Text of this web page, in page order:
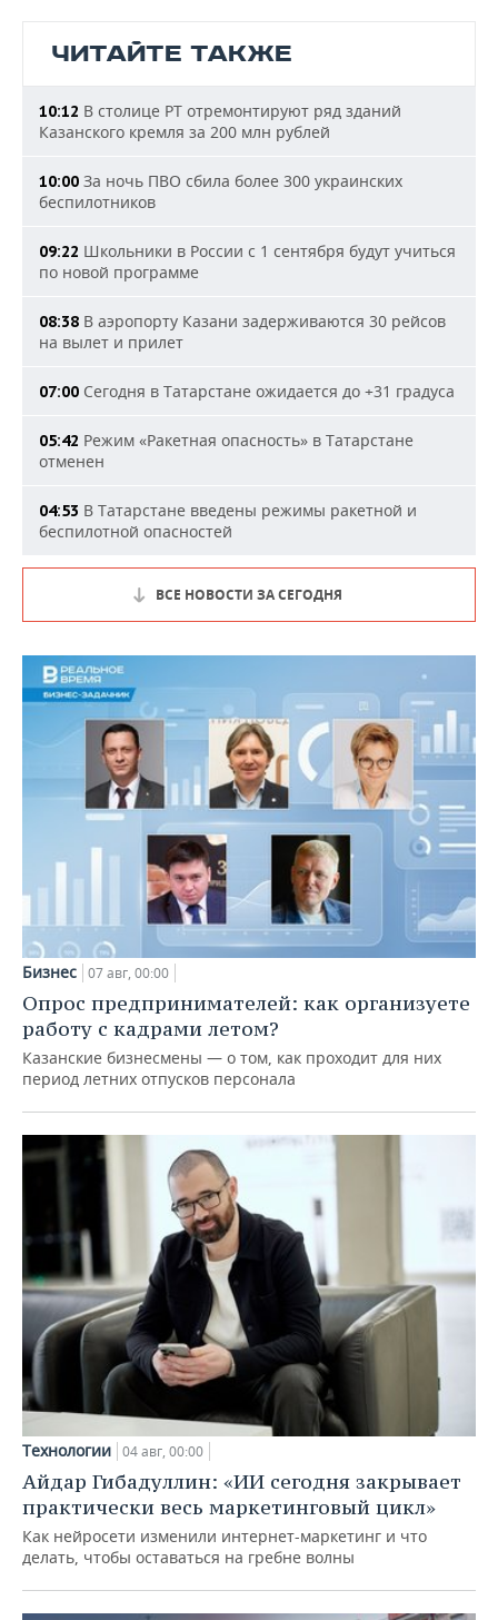
ЧИТАЙТЕ ТАКЖЕ
10:12 В столице РТ отремонтируют ряд зданий
Казанского кремля за 200 млн рублей
10:00 За ночь ПВО сбила более 300 украинских
беспилотников
09:22 Школьники в России с 1 сентября будут учиться
по новой программе
08:38 В аэропорту Казани задерживаются 30 рейсов
на вылет и прилет
07:00 Сегодня в Татарстане ожидается до +31 градуса
05:42 Режим «Ракетная опасность» в Татарстане
отменен
04:53 В Татарстане введены режимы ракетной и
беспилотной опасностей
ВСЕ НОВОСТИ ЗА СЕГОДНЯ
Бизнес 07 авг, 00:00
Опрос предпринимателей: как организуете
работу с кадрами летом?
Казанские бизнесмены — о том, как проходит для них
период летних отпусков персонала
Технологии 04 авг, 00:00
Айдар Гибадуллин: «ИИ сегодня закрывает
практически весь маркетинговый цикл»
Как нейросети изменили интернет-маркетинг и что
делать, чтобы оставаться на гребне волны